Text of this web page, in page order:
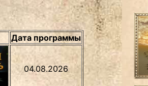
Дата программы
04.08.2026